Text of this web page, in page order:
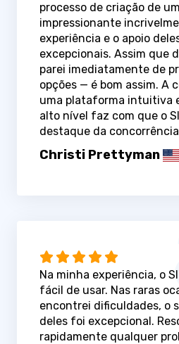
processo de criação de
impressionante
experiência e o apoio
excepcionais. Assim que
parei imediatamente de
opções — é bom assim. A
uma plataforma intuitiva
alto nível faz com que o
destaque da
Christi Prettyman
Na minha experiência, o
fácil de usar. Nas raras
encontrei dificuldades, o
deles foi excepcional.
rapidamente qualquer